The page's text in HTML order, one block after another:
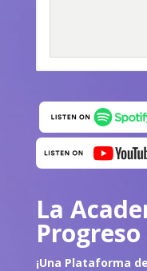
La
Progreso
¡Una Plataforma